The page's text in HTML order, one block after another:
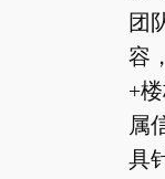
团
容
+
属
具